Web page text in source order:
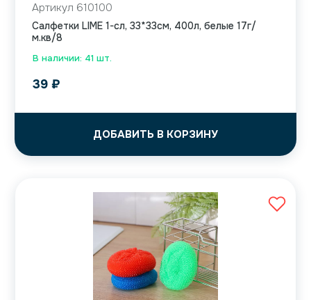
В наличии: 41 шт.
Артикул 610100
Салфетки LIME 1-сл, 33*33см, 400л, белые 17г/
м.кв/8
39 ₽
ДОБАВИТЬ В КОРЗИНУ